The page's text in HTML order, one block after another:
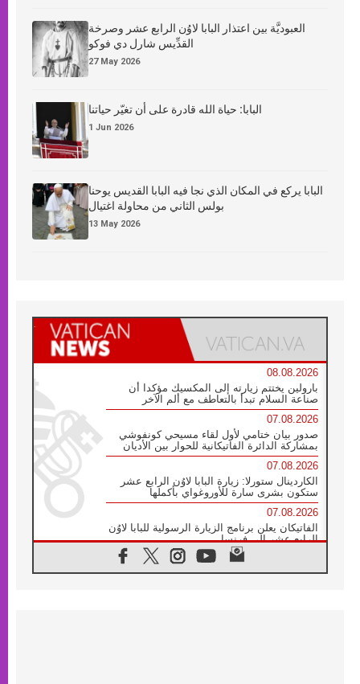
العبوديَّة بين اعتذار البابا لاوُن الرابع عشر وصرخة
القدِّيس شارل دي فوكو
27 May 2026
البابا: حياة الله قادرة على أن تغيّر حياتنا
1 Jun 2026
البابا يركع في المكان الذي نجا فيه البابا القديس يوحنا
بولس الثاني من محاولة اغتيال
13 May 2026
08.08.2026
بارولين يختتم زيارته إلى المكسيك مؤكدا أن
صناعة السلام تبدأ بالتعاطف مع ألم الآخر
07.08.2026
صدور بيان ختامي لأول لقاء مسيحي كونفوشي
بمشاركة الدائرة الفاتيكانية للحوار بين الأديان
07.08.2026
الكاردينال ستورلا: زيارة البابا لاوُن الرابع عشر
ستكون بشرى سارة للأوروغواي بأكملها
07.08.2026
الفاتيكان يعلن برنامج الزيارة الرسولية للبابا لاوُن
الرابع عشر إلى فرنسا
في الذكرى الـ ٨١ لحادثة هيروشيما الكنيسة في